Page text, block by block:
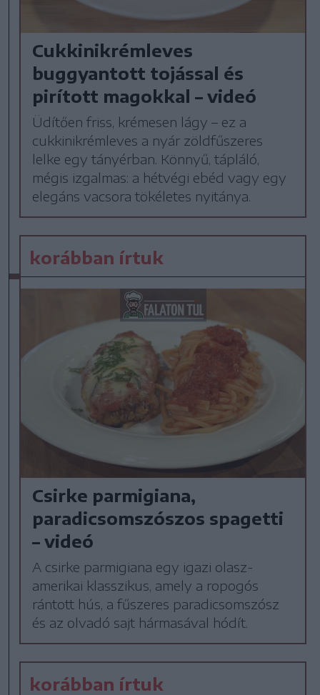
Cukkinikrémleves
buggyantott tojással és
pirított magokkal – videó
Üdítően friss, krémesen lágy – ez a
cukkinikrémleves a nyár zöldfűszeres
lelke egy tányérban. Könnyű, tápláló,
mégis izgalmas: a hétvégi ebéd vagy egy
elegáns vacsora tökéletes nyitánya.
korábban írtuk
Csirke parmigiana,
paradicsomszószos spagetti
– videó
A csirke parmigiana egy igazi olasz-
amerikai klasszikus, amely a ropogós
rántott hús, a fűszeres paradicsomszósz
és az olvadó sajt hármasával hódít.
korábban írtuk